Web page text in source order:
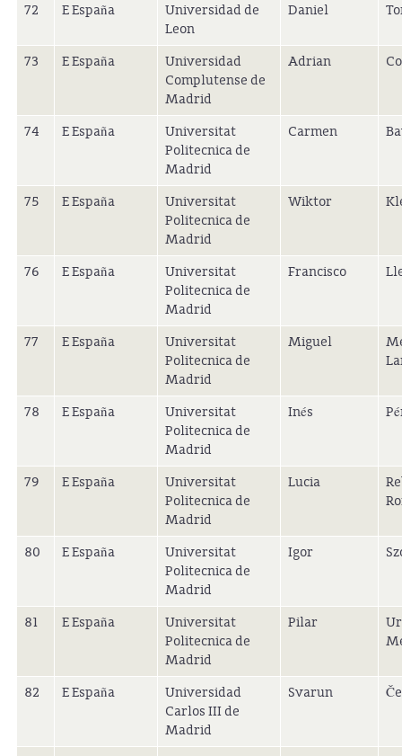
72
E España
Universidad de
Leon
Daniel
73 E España
Universidad
Complutense de
Madrid
Adrian
74 E España
Universitat
Politecnica de
Madrid
Carmen
75 E España
Universitat
Politecnica de
Madrid
Wiktor
76 E España
Universitat
Politecnica de
Madrid
Francisco
77 E España
Universitat
Politecnica de
Madrid
Miguel
78 E España
Universitat
Politecnica de
Madrid
Inés
79 E España
Universitat
Politecnica de
Madrid
Lucia
80 E España
Universitat
Politecnica de
Madrid
Igor
81 E España
Universitat
Politecnica de
Madrid
Pilar
82 E España
Universidad
Carlos III de
Madrid
Svarun